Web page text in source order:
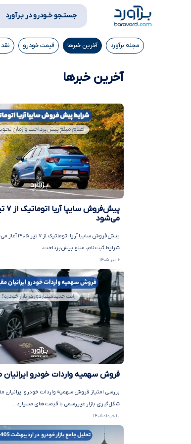
جستـجو خـودرو در بـرآورد
مجله برآورد آخرین خبرها قیمت خودرو
آخرین خبرها
می‌شود
پیش‌فروش سایپا
شرایط ثبت‌نام، مبلغ پیش‌پرداخت، ...
۶ تیر ۱۴۰۵
فروش سهمیه واردات خودرو ایرانیان
بررسی امتیاز فروش سهمیه واردات خودرو ایرانیان
شکل‌گیری بازار غیررسمی با قیمت‌های میلیارد ...
۱۰ خرداد ۱۴۰۵